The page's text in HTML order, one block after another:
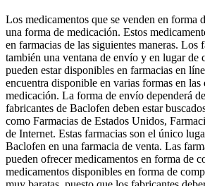
Los medicamentos que se venden en forma
una forma de medicación. Estos
en farmacias de las siguientes maneras. Los
también una ventana de envío y en lugar de
pueden estar disponibles en farmacias en
encuentra disponible en varias formas en las
medicación. La forma de envío dependerá
fabricantes de Baclofen deben estar
como Farmacias de Estados Unidos,
de Internet. Estas farmacias son el único
Baclofen en una farmacia de venta. Las
pueden ofrecer medicamentos en forma de
medicamentos disponibles en forma de